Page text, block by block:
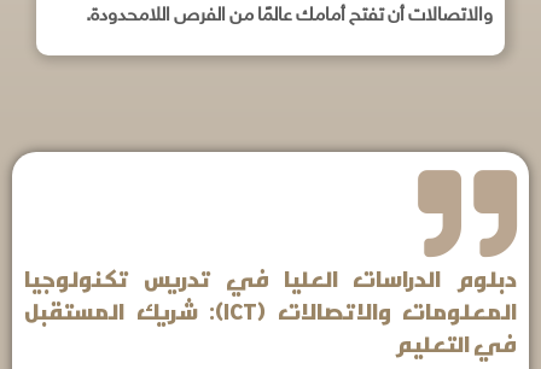
والاتصالات أن تفتح أمامك عالمًا من الفرص اللامحدودة.
دبلوم الدراسات العليا في تدريس تكنولوجيا
المعلومات والاتصالات (ICT): شريك المستقبل
في التعليم